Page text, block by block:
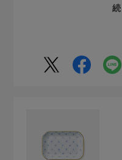
いを感じ何ともいとおし